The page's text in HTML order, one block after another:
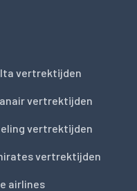
vertrektijden
vertrektijden
vertrektijden
vertrektijden
airlines